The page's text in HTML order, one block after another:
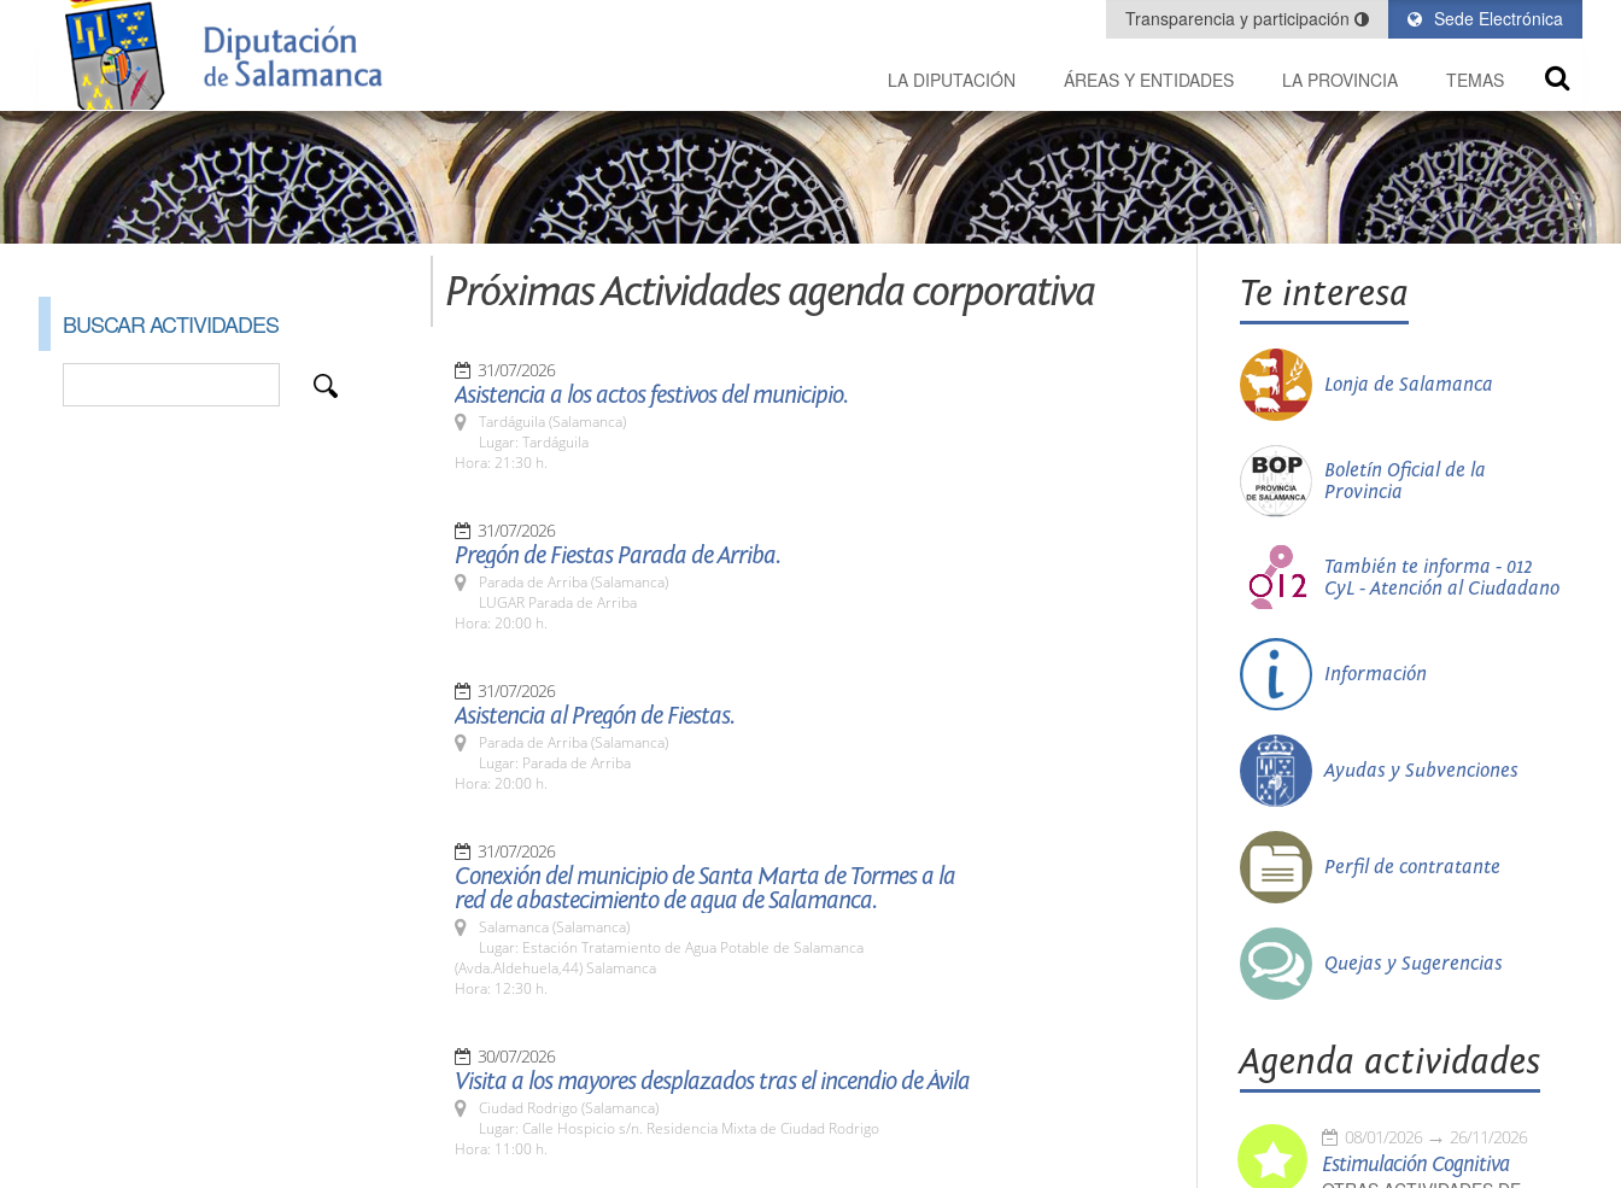
Sede Electrónica
Transparencia y participación
LA DIPUTACIÓN ÁREAS Y ENTIDADES LA PROVINCIA TEMAS
BUSCAR ACTIVIDADES
Próximas Actividades agenda corporativa
31/07/2026
Asistencia a los actos festivos del municipio.
Tardáguila (Salamanca)
Lugar: Tardáguila
Hora: 21:30 h.
31/07/2026
Pregón de Fiestas Parada de Arriba.
Parada de Arriba (Salamanca)
LUGAR Parada de Arriba
Hora: 20:00 h.
31/07/2026
Asistencia al Pregón de Fiestas.
Parada de Arriba (Salamanca)
Lugar: Parada de Arriba
Hora: 20:00 h.
31/07/2026
Conexión del municipio de Santa Marta de Tormes a la
red de abastecimiento de agua de Salamanca.
Salamanca (Salamanca)
Lugar: Estación Tratamiento de Agua Potable de Salamanca
(Avda.Aldehuela,44) Salamanca
Hora: 12:30 h.
30/07/2026
Visita a los mayores desplazados tras el incendio de Ávila
Ciudad Rodrigo (Salamanca)
Lugar: Calle Hospicio s/n. Residencia Mixta de Ciudad Rodrigo
Hora: 11:00 h.
Te interesa
Lonja de Salamanca
Boletín Oficial de la
Provincia
También te informa - 012
CyL - Atención al Ciudadano
Información
Ayudas y Subvenciones
Perfil de contratante
Quejas y Sugerencias
Agenda actividades
08/01/2026 26/11/2026
Estimulación Cognitiva